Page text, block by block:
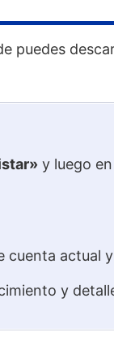
puedes
y luego en
cuenta actual
y